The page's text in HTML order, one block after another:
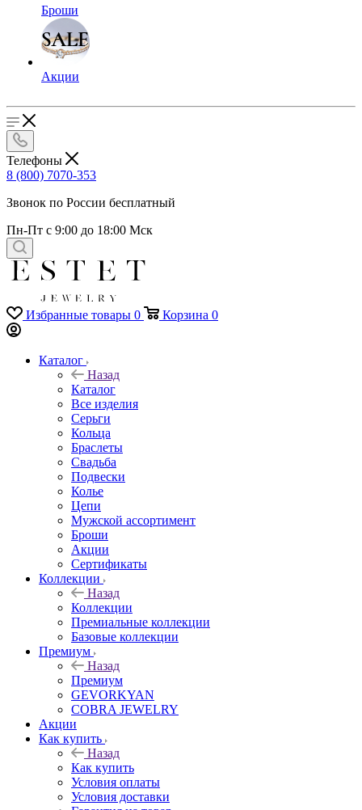
Броши
Акции
Телефоны
8 (800) 7070-353
Звонок по России бесплатный
Пн-Пт с 9:00 до 18:00 Мск
Избранные товары 0 Корзина 0
Каталог
Назад
Каталог
Все изделия
Серьги
Кольца
Браслеты
Свадьба
Подвески
Колье
Цепи
Мужской ассортимент
Броши
Акции
Сертификаты
Коллекции
Назад
Коллекции
Премиальные коллекции
Базовые коллекции
Премиум
Назад
Премиум
GEVORKYAN
COBRA JEWELRY
Акции
Как купить
Назад
Как купить
Условия оплаты
Условия доставки